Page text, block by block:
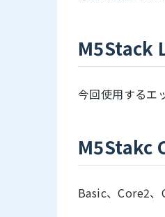
M5Stack
今回使用するエ
M5Stakc
Basic、Core2、